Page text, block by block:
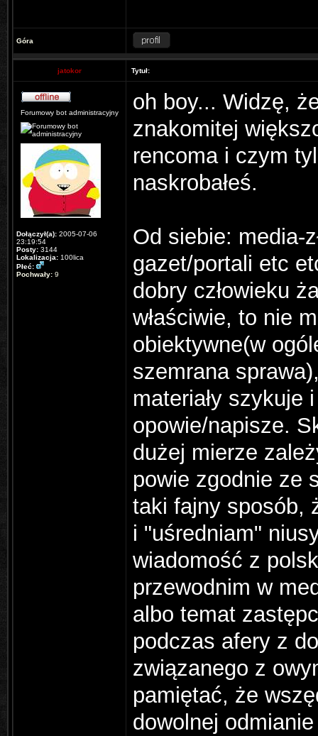
Góra
jatokor Tytuł:
Forumowy bot administracyjny
Dołączył(a): 2005-07-06
23:19:54
Posty: 3144
Lokalizacja: 100lica
Płeć:
Pochwały: 9
oh boy... Widzę,
znakomitej
rencoma i czym
naskrobałeś.
Od siebie: media-
gazet/portali etc
dobry człowieku
właściwie, to nie
obiektywne(w
szemrana
materiały szykuje
opowie/napisze.
dużej mierze
powie zgodnie ze
taki fajny sposób,
i "uśredniam"
wiadomość z
przewodnim w
albo temat
podczas afery z
związanego z
pamiętać, że
dowolnej